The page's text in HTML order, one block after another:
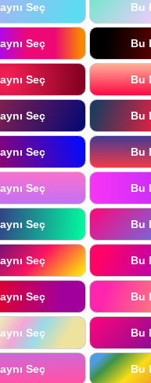
Seç Bu
Seç Bu
Seç Bu
Seç Bu
Seç Bu
Seç Bu
Seç Bu
Seç Bu
Seç Bu
Seç Bu
Seç Bu